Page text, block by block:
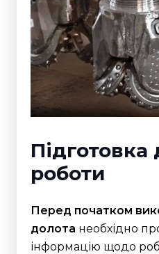
Підготовка
роботи
Перед початком
долота необхідно
інформацію щодо